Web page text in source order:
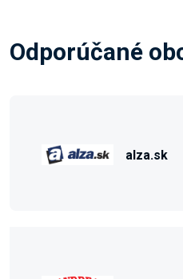
Odporúčané
alza.sk